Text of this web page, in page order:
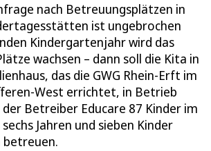
nach Betreuungsplätzen in
ist ungebrochen
Kindergartenjahr wird das
wachsen – dann soll die Kita in
das die GWG Rhein-Erft im
West errichtet, in Betrieb
Betreiber Educare 87 Kinder im
Jahren und sieben Kinder
betreuen.